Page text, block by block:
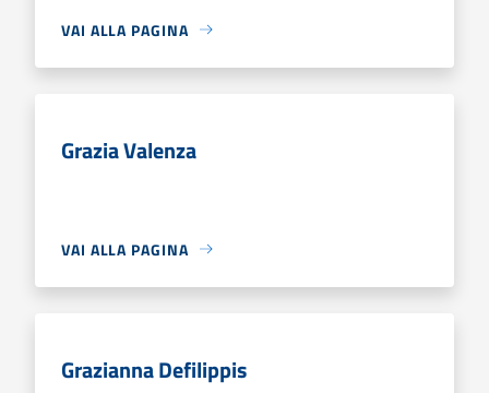
VAI ALLA PAGINA
Grazia Valenza
VAI ALLA PAGINA
Grazianna Defilippis